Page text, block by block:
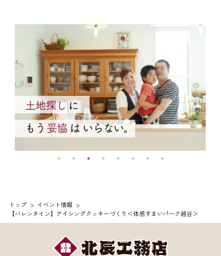
トップ
イベント情報
【バレンタイン】アイシングクッキーづくり＜体感すまいパーク越谷＞